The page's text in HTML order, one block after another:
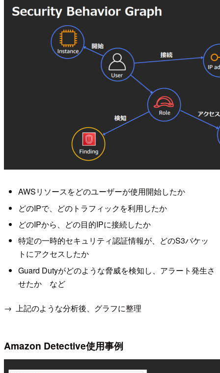
AWSリソースをどのユーザーが使用開始したか
どのIPで、どのトラフィックを利用したか
どのIPから、どの目的IPに接続したか
特定の一時的セキュリティ認証情報が、どのS3バケッ
トにアクセスしたか
Guard Dutyがどのような脅威を検知し、アラート発生さ
せたか など
→ 上記のような分析後、グラフに整理
Amazon Detective使用事例